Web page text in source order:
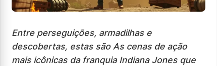
Entre perseguições, armadilhas e
descobertas, estas são As cenas de ação
mais icônicas da franquia Indiana Jones que